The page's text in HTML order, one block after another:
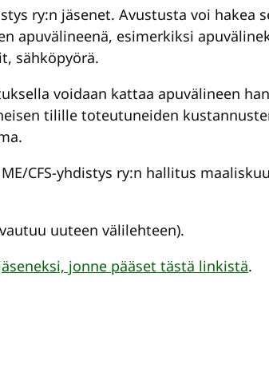
ry:n jäsenet. Avustusta voi
apuvälineenä, esimerkiksi
sähköpyörä.
voidaan kattaa apuvälineen
tilille toteutuneiden
CFS-yhdistys ry:n hallitus
uuteen välilehteen).
jonne pääset tästä linkistä.